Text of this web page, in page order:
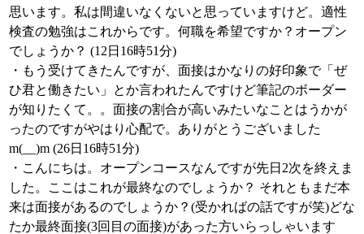
思います。私は間違いなくないと思っていますけど。適性
検査の勉強はこれからです。何職を希望ですか？オープン
でしょうか？ (12日16時51分)
・もう受けてきたんですが、面接はかなりの好印象で「ぜ
ひ君と働きたい」とか言われたんですけど筆記のボーダー
が知りたくて。。面接の割合が高いみたいなことはうかが
ったのですがやはり心配で。ありがとうございました
m(__)m (26日16時51分)
・こんにちは。オープンコースなんですが先日2次を終えま
した。ここはこれが最終なのでしょうか？ それともまだ本
来は面接があるのでしょうか？(受かればの話ですが笑)どな
たか最終面接(3回目の面接)があった方いらっしゃいます